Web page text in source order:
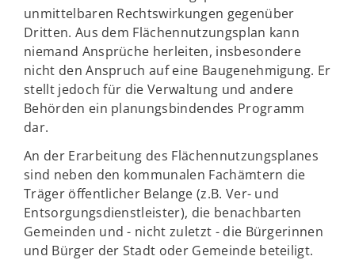
unmittelbaren Rechtswirkungen gegenüber
Dritten. Aus dem Flächennutzungsplan kann
niemand Ansprüche herleiten, insbesondere
nicht den Anspruch auf eine Baugenehmigung. Er
stellt jedoch für die Verwaltung und andere
Behörden ein planungsbindendes Programm
dar.
An der Erarbeitung des Flächennutzungsplanes
sind neben den kommunalen Fachämtern die
Träger öffentlicher Belange (z.B. Ver- und
Entsorgungsdienstleister), die benachbarten
Gemeinden und - nicht zuletzt - die Bürgerinnen
und Bürger der Stadt oder Gemeinde beteiligt.